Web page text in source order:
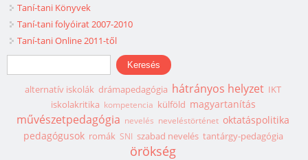
Taní-tani Könyvek
Taní-tani folyóirat 2007-2010
Taní-tani Online 2011-től
Keresés űrlap
Keresés
alternatív iskolák drámapedagógia hátrányos helyzet IKT
iskolakritika kompetencia külföld magyartanítás
művészetpedagógia nevelés neveléstörténet oktatáspolitika
pedagógusok romák SNI szabad nevelés tantárgy-pedagógia
örökség